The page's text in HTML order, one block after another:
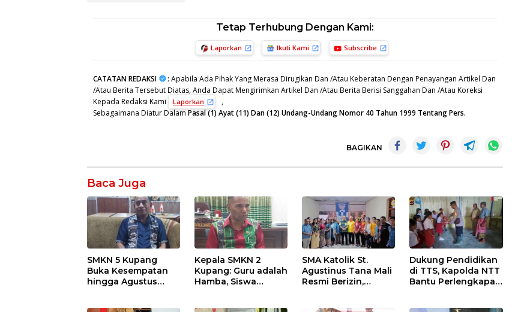
Tetap Terhubung Dengan Kami:
Laporkan Ikuti Kami Subscribe
CATATAN REDAKSI : Apabila Ada Pihak Yang Merasa Dirugikan Dan /Atau Keberatan Dengan Penayangan Artikel Dan
/Atau Berita Tersebut Diatas, Anda Dapat Mengirimkan Artikel Dan /Atau Berita Berisi Sanggahan Dan /Atau Koreksi
Kepada Redaksi Kami
Laporkan
,
Sebagaimana Diatur DalamPasal (1) Ayat (11) Dan (12) Undang-Undang Nomor 40 Tahun 1999 Tentang Pers.
BAGIKAN
Baca Juga
SMKN 5 Kupang
Buka Kesempatan
hingga Agustus
Kepala SMKN 2
Kupang: Guru adalah
Hamba, Siswa
SMA Katolik St.
Agustinus Tana Mali
Resmi Berizin,
Dukung Pendidikan
di TTS, Kapolda NTT
Bantu Perlengkapan